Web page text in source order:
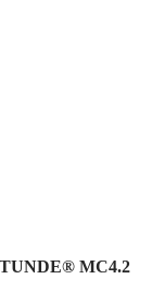
MC4.2